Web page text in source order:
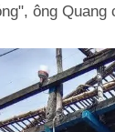
ông Quang